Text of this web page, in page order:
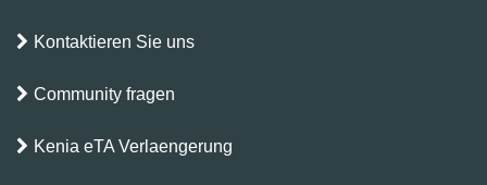
Kontaktieren Sie uns
Community fragen
Kenia eTA Verlaengerung